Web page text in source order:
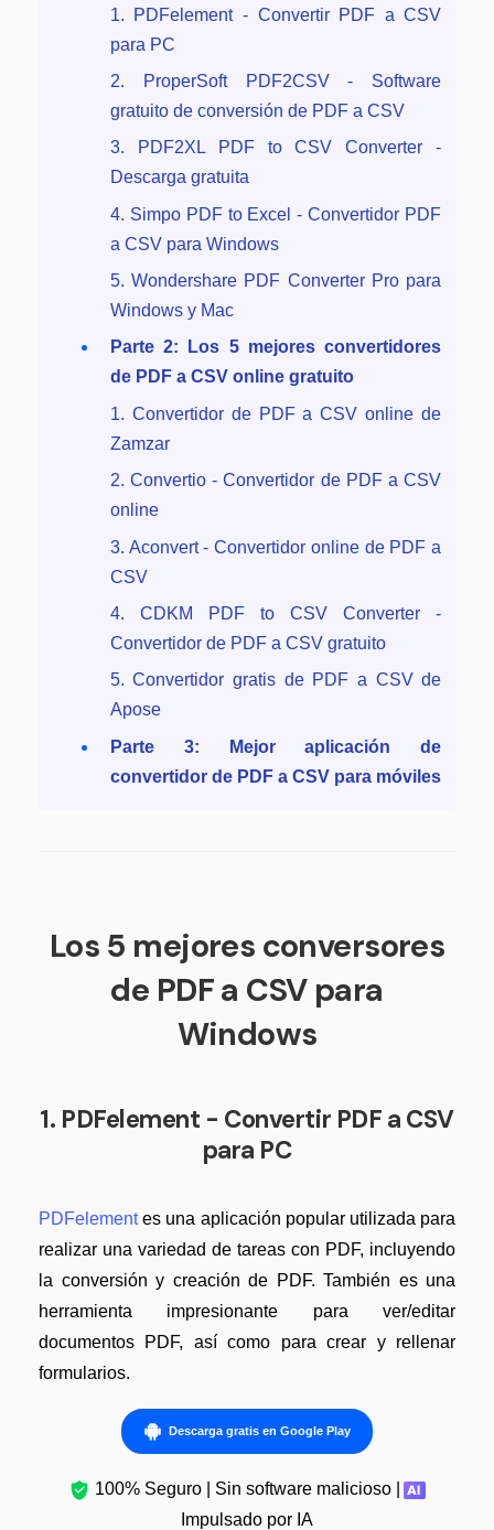
Educación
Legal
Finanzas
Gobierno
Freelancer
Explorar todas las características
Especificaciones técnicas
Soporte de contacto
Guía del usuario
PDFelement para Windows
PDFelement para Mac
PDFelement para iOS
PDFelement para Android
Explorar más
Plantillas de PDF gratuitas
Descuento educativo
Adquiere PDFelement con descuento académico.
Centro de descargas
Descarga las herramientas de PDF.
1. PDFelement - Convertir PDF a CSV
para PC
2. ProperSoft PDF2CSV - Software
gratuito de conversión de PDF a CSV
3. PDF2XL PDF to CSV Converter -
Descarga gratuita
4. Simpo PDF to Excel - Convertidor PDF
a CSV para Windows
5. Wondershare PDF Converter Pro para
Windows y Mac
Parte 2: Los 5 mejores convertidores
de PDF a CSV online gratuito
1. Convertidor de PDF a CSV online de
Zamzar
2. Convertio - Convertidor de PDF a CSV
online
3. Aconvert - Convertidor online de PDF a
CSV
4. CDKM PDF to CSV Converter -
Convertidor de PDF a CSV gratuito
5. Convertidor gratis de PDF a CSV de
Apose
Parte 3: Mejor aplicación de
convertidor de PDF a CSV para móviles
Los 5 mejores conversores
de PDF a CSV para
Windows
1. PDFelement - Convertir PDF a CSV
para PC
PDFelementes una aplicación popular utilizada para
realizar una variedad de tareas con PDF, incluyendo
la conversión y creación de PDF. También es una
herramienta impresionante para ver/editar
documentos PDF, así como para crear y rellenar
formularios.
Descarga gratis en Google Play
100% Seguro | Sin software malicioso |
Impulsado por IA